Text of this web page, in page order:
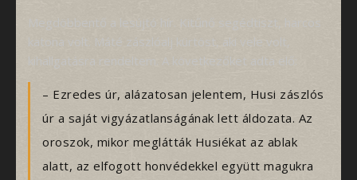
Megdöbbentő a lesújtó hír. Kitűnő segédtiszt, harcos
katona volt. Máté zászlóalj kürtöst, aki vele volt,
kihallgatásra rendeltem. A következőket adta elő:
– Ezredes úr, alázatosan jelentem, Husi zászlós
úr a saját vigyázatlanságának lett áldozata. Az
oroszok, mikor meglátták Husiékat az ablak
alatt, az elfogott honvédekkel együtt magukra